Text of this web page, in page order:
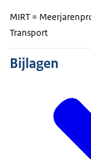
MIRT =
Transport
Bijlagen